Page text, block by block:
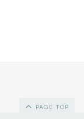
PAGE TOP